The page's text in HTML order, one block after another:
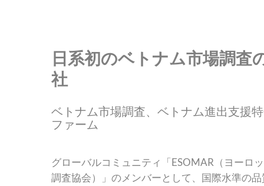
日系初のベトナム市場調査
社
ベトナム市場調査、ベトナム進出支援
ファーム
グローバルコミュニティ「ESOMAR（ヨーロ
調査協会）」のメンバーとして、国際水準の